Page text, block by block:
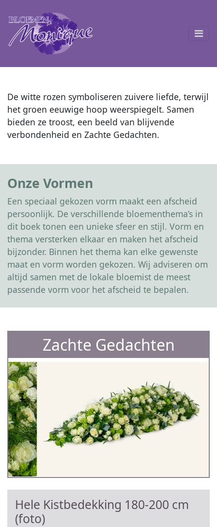
De witte rozen symboliseren zuivere liefde, terwijl
het groen eeuwige hoop weerspiegelt. Samen
bieden ze troost, een beeld van blijvende
verbondenheid en Zachte Gedachten.
Onze Vormen
Een speciaal gekozen vorm maakt een afscheid
persoonlijk. De verschillende bloementhema’s in
dit boek tonen een unieke sfeer en stijl. Vorm en
thema versterken elkaar en maken het afscheid
bijzonder. Binnen het thema kan elke gewenste
maat en vorm worden gekozen. Wij adviseren om
altijd samen met de lokale bloemist de meest
passende vorm voor het afscheid te bepalen.
Zachte Gedachten
Hele Kistbedekking 180-200 cm
(foto)